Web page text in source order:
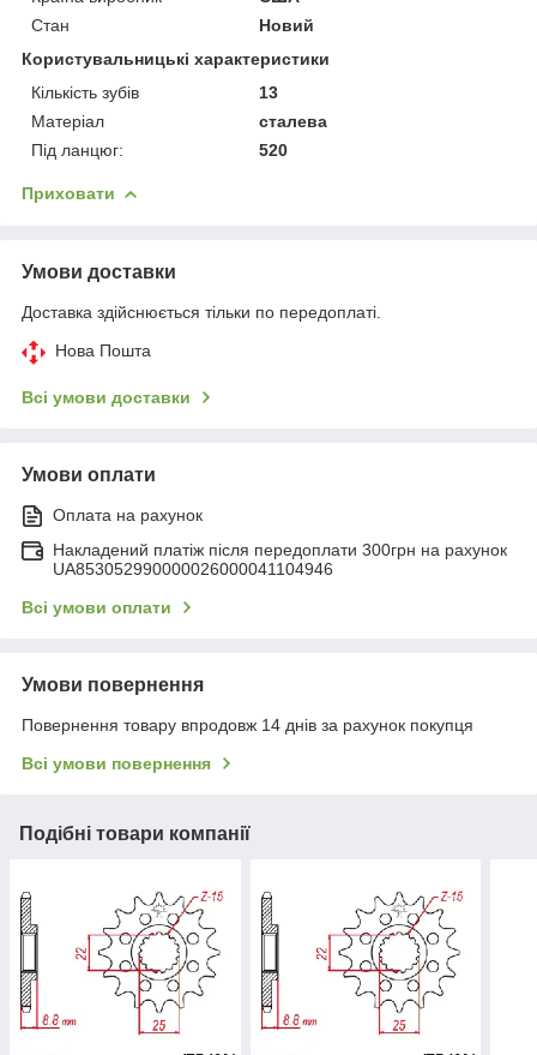
Стан
Новий
Користувальницькі характеристики
Кількість зубів
13
Матеріал
сталева
Під ланцюг:
520
Приховати
Умови доставки
Доставка здійснюється тільки по передоплаті.
Нова Пошта
Всі умови доставки
Умови оплати
Оплата на рахунок
Накладений платіж після передоплати 300грн на рахунок
UA853052990000026000041104946
Всі умови оплати
Умови повернення
Повернення товару впродовж 14 днів за рахунок покупця
Всі умови повернення
Подібні товари компанії